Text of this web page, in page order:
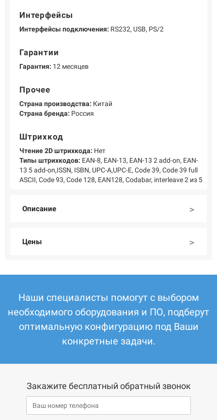
Интерфейсы
Интерфейсы подключения: RS232, USB, PS/2
Гарантии
Гарантия: 12 месяцев
Прочее
Страна производства: Китай
Страна бренда: Россия
Штрихкод
Чтение 2D штрихкода: Нет
Типы штрихкодов: EAN-8, EAN-13, EAN-13 2 add-on, EAN-
13 5 add-on,ISSN, ISBN, UPC-A,UPC-E, Code 39, Code 39 full
ASCII, Code 93, Code 128, EAN128, Codabar, interleave 2 из 5
Описание
Цены
Наши специалисты помогут с выбором
необходимого оборудования и ПО, подберут
оптимальную конфигурацию под Ваши
конкретные задачи.
Закажите бесплатный обратный звонок